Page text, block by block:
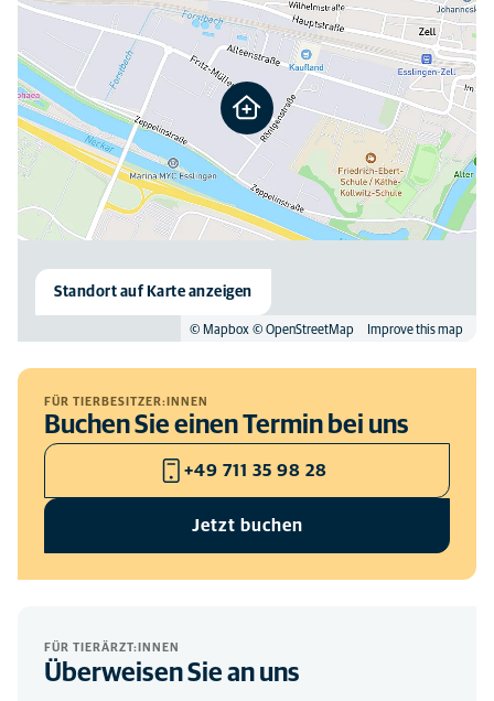
© Mapbox © OpenStreetMap Improve this map
Standort auf Karte anzeigen
FÜR TIERBESITZER:INNEN
Buchen Sie einen Termin bei uns
+49 711 35 98 28
Jetzt buchen
FÜR TIERÄRZT:INNEN
Überweisen Sie an uns